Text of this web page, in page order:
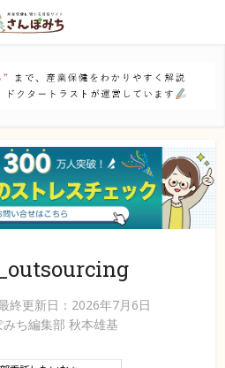
終更新日：2026年7月6日
みち編集部 秋本雄基